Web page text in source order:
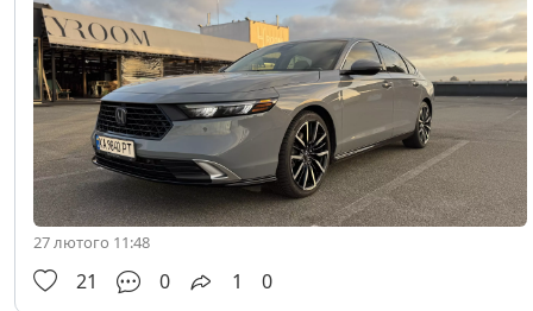
27 лютого 11:48
21 0 1 0